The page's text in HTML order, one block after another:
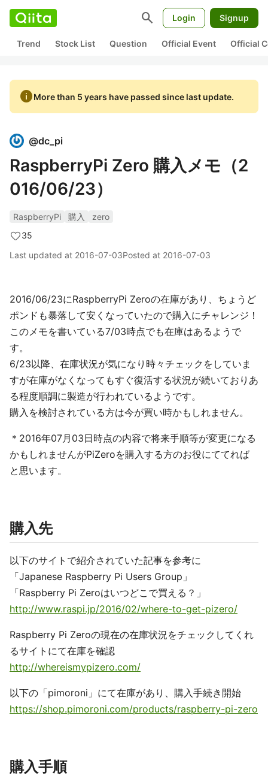
search Login Signup
Trend Stock List Question Official Event Official
infoMore than 5 years have passed since last update.
@dc_pi
RaspberryPi Zero 購入メモ（2
016/06/23）
RaspberryPi 購入
zero
35
Last updated at 2016-07-03Posted at 2016-07-03
2016/06/23にRaspberryPi Zeroの在庫があり、ちょうど
ポンドも暴落して安くなっていたので購入にチャレンジ！
このメモを書いている7/03時点でも在庫はあるようで
す。
6/23以降、在庫状況が気になり時々チェックをしていま
すが在庫がなくなってもすぐ復活する状況が続いておりあ
る程度順調に製造が行われているようです。
購入を検討されている方は今が買い時かもしれません。
＊2016年07月03日時点の内容で将来手順等が変更になる
かもしれませんがPiZeroを購入する方のお役にててれば
と思います。
購入先
以下のサイトで紹介されていた記事を参考に
「Japanese Raspberry Pi Users Group」
「Raspberry Pi Zeroはいつどこで買える？」
http://www.raspi.jp/2016/02/where-to-get-pizero/
Raspberry Pi Zeroの現在の在庫状況をチェックしてくれ
るサイトにて在庫を確認
http://whereismypizero.com/
以下の「pimoroni」にて在庫があり、購入手続き開始
https://shop.pimoroni.com/products/raspberry-pi-zero
購入手順